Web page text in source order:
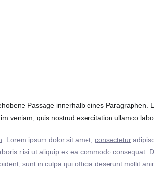
Passage innerhalb eines Paragraphen.
veniam, quis nostrud exercitation ullamco
. Lorem ipsum dolor sit amet, consectetur
nisi ut aliquip ex ea commodo consequat.
sunt in culpa qui officia deserunt mollit